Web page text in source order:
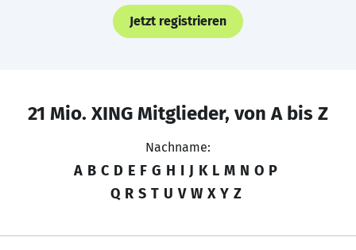
Jetzt registrieren
21 Mio. XING Mitglieder, von A bis Z
Nachname:
A B C D E F G H I J K L M N O P
Q R S T U V W X Y Z